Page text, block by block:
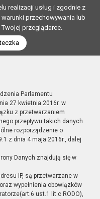
realizacji usług i zgodnie z
przechowywania lub
przeglądarce.
Parlamentu
27 kwietnia 2016r. w
z przetwarzaniem
przepływu takich danych
rozporządzenie o
z dnia 4 maja 2016r., dalej
Danych znajdują się w
IP, są przetwarzane w
wypełnienia obowiązków
ust.1 lit.c RODO),